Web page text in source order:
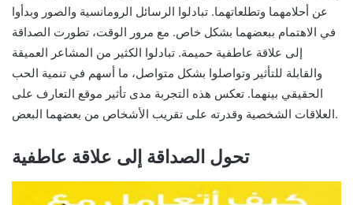
عن أحلامهما وتطلعاتهما. تبادلوا الرسائل الرومانسية والصور وبدأوا
في الاهتمام ببعضهما بشكل خاص. مع مرور الوقت، تطورت الصداقة
إلى علاقة عاطفية حميمة. تبادلوا الكثير من المشاعر العميقة
والقابلة للتأثير وتواصلوا بشكل متواصل، ما أسهم في تنمية الحب
الحقيقي بينهما. تعكس هذه التجربة مدى تأثير موقع التعارف على
العلاقات الشخصية وقدرته على تقريب الأشخاص من بعضهما البعض.
تحول الصداقة إلى علاقة عاطفية